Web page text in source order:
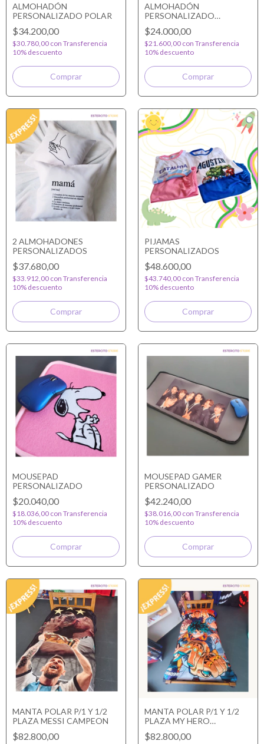
ALMOHADÓN
PERSONALIZADO POLAR
$34.200,00
$30.780,00 con Transferencia
10% descuento
Comprar
ALMOHADÓN
PERSONALIZADO
TROPICAL
$24.000,00
$21.600,00 con Transferencia
10% descuento
Comprar
2 ALMOHADONES
PERSONALIZADOS
$37.680,00
$33.912,00 con Transferencia
10% descuento
PIJAMAS
PERSONALIZADOS
$48.600,00
$43.740,00 con Transferencia
10% descuento
Comprar
MOUSEPAD
PERSONALIZADO
$20.040,00
$18.036,00 con Transferencia
10% descuento
MOUSEPAD GAMER
PERSONALIZADO
$42.240,00
$38.016,00 con Transferencia
10% descuento
MANTA POLAR P/1 Y 1/2
PLAZA MESSI CAMPEON
$82.800,00
MANTA POLAR P/1 Y 1/2
PLAZA MY HERO
ACADEMIA
$82.800,00